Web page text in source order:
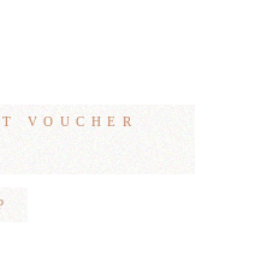
VOUCHER